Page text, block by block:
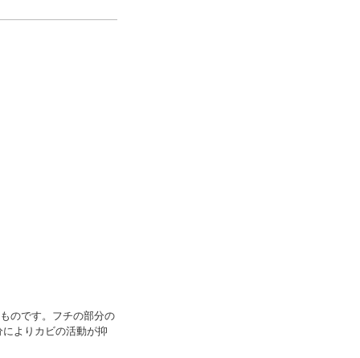
のです。フチの部分の
よりカビの活動が抑